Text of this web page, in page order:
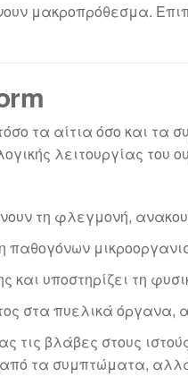
μακροπρόθεσμα.
τα αίτια όσο και
λειτουργίας του
τη φλεγμονή,
παθογόνων
και υποστηρίζει τη
στα πυελικά όργανα,
τις βλάβες στους
τα συμπτώματα,